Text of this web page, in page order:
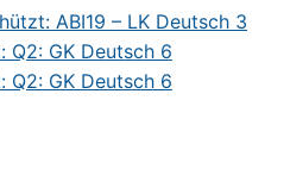
ABI19 – LK Deutsch 3
Q2: GK Deutsch 6
Q2: GK Deutsch 6